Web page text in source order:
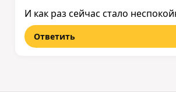
И как раз сейчас стало
Ответить